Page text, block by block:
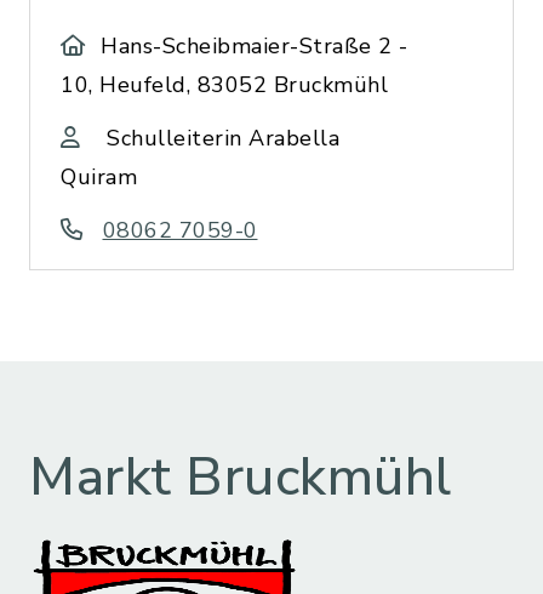
Hans-Scheibmaier-Straße 2 -
10, Heufeld, 83052 Bruckmühl
Schulleiterin Arabella
Quiram
08062 7059-0
Markt Bruckmühl